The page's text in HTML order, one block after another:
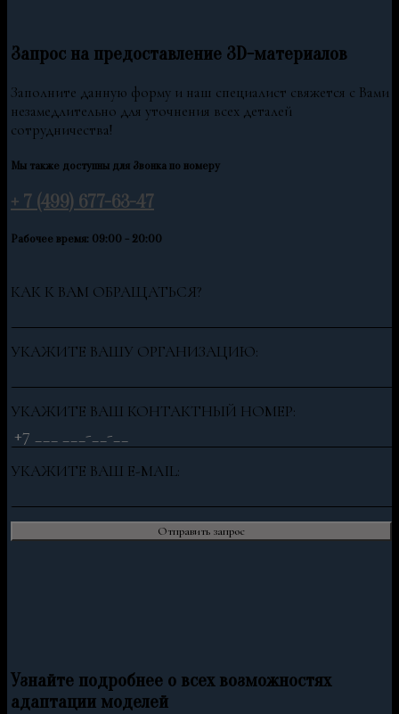
Запрос на предоставление 3D-материалов
Заполните данную форму и наш специалист свяжется с Вами
незамедлительно для уточнения всех деталей
сотрудничества!
Мы также доступны для Звонка по номеру
+ 7 (499) 677-63-47
Рабочее время: 09:00 - 20:00
КАК К ВАМ ОБРАЩАТЬСЯ?
УКАЖИТЕ ВАШУ ОРГАНИЗАЦИЮ:
УКАЖИТЕ ВАШ КОНТАКТНЫЙ НОМЕР:
УКАЖИТЕ ВАШ E-MAIL:
Узнайте подробнее о всех возможностях
адаптации моделей